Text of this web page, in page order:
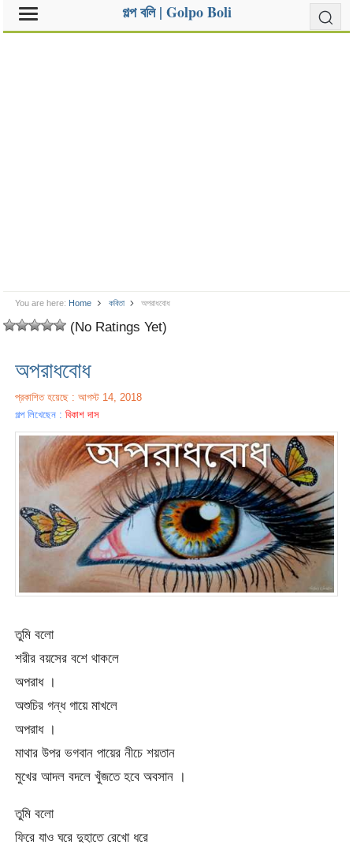
গল্প বলি | Golpo Boli
You are here: Home কবিতা অপরাধবোধ
(No Ratings Yet)
অপরাধবোধ
প্রকাশিত হয়েছে : আগস্ট 14, 2018
গল্প লিখেছেন :বিকাশ দাস
তুমি বলো
শরীর বয়সের বশে থাকলে
অপরাধ ।
অশুচির গন্ধ গায়ে মাখলে
অপরাধ ।
মাথার উপর ভগবান পায়ের নীচে শয়তান
মুখের আদল বদলে খুঁজতে হবে অবসান ।
তুমি বলো
ফিরে যাও ঘরে দুহাতে রেখো ধরে